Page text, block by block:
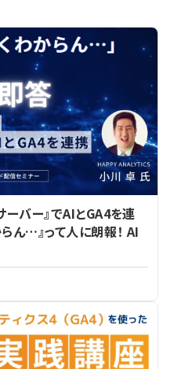
バー』でAIとGA4を連
ん…』って人に朗報！ AI